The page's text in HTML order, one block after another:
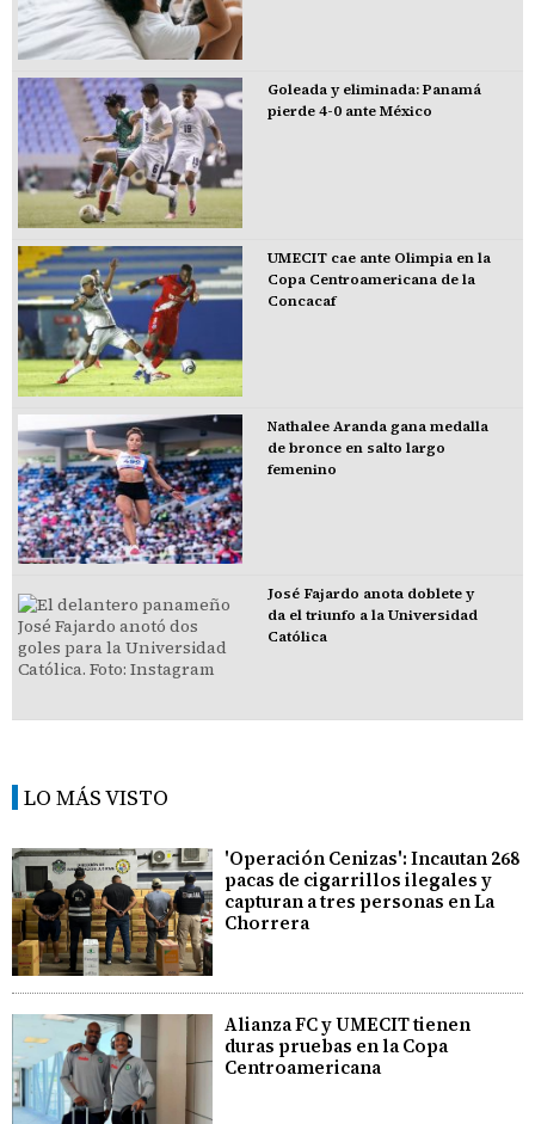
Goleada y eliminada: Panamá
pierde 4-0 ante México
UMECIT cae ante Olimpia en la
Copa Centroamericana de la
Concacaf
Nathalee Aranda gana medalla
de bronce en salto largo
femenino
José Fajardo anota doblete y
da el triunfo a la Universidad
Católica
LO MÁS VISTO
'Operación Cenizas': Incautan 268
pacas de cigarrillos ilegales y
capturan a tres personas en La
Chorrera
Alianza FC y UMECIT tienen
duras pruebas en la Copa
Centroamericana